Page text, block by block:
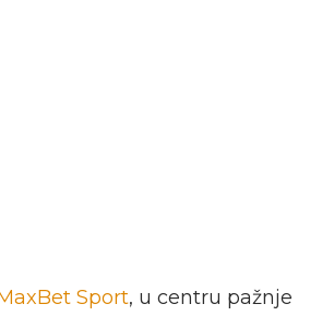
Sport, u centru pažnje